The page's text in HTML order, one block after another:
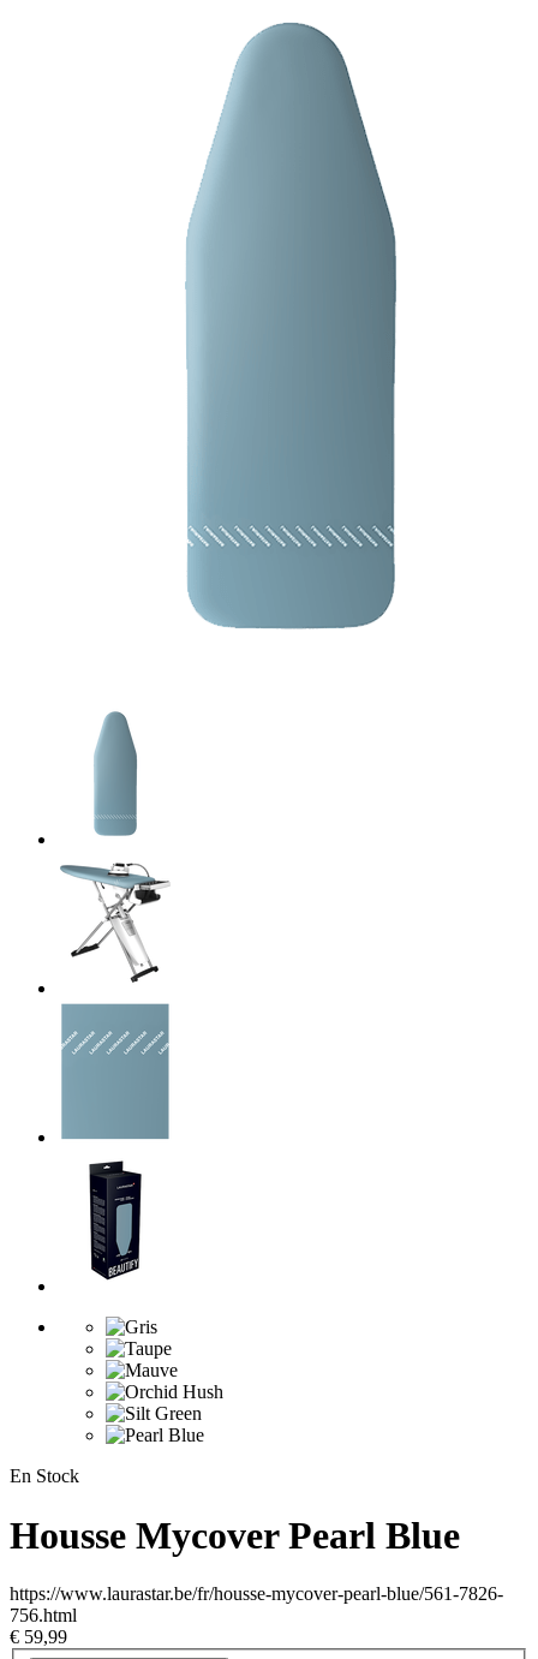
En Stock
Housse Mycover Pearl Blue
https://www.laurastar.be/fr/housse-mycover-pearl-blue/561-7826-
756.html
€ 59,99